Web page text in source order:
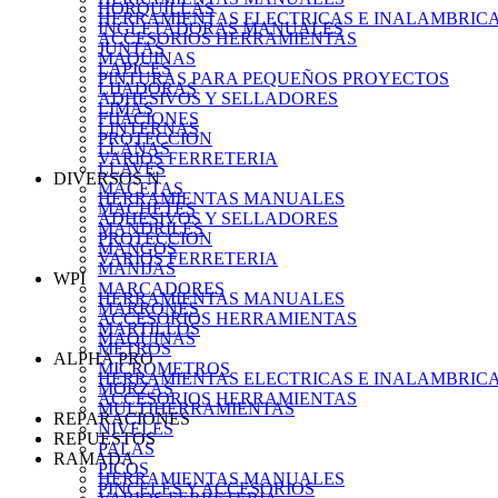
HERRAMIENTAS ELECTRICAS E
ACCESORIOS HERRAMIENTAS
MAQUINAS
PINTURAS PARA PEQUEÑOS PROYECTOS
ADHESIVOS Y SELLADORES
FIJACIONES
PROTECCION
VARIOS FERRETERIA
DIVERSOS N
HERRAMIENTAS MANUALES
ADHESIVOS Y SELLADORES
PROTECCION
VARIOS FERRETERIA
WPI
HERRAMIENTAS MANUALES
ACCESORIOS HERRAMIENTAS
MAQUINAS
ALPHA PRO
HERRAMIENTAS ELECTRICAS E
ACCESORIOS HERRAMIENTAS
REPARACIONES
REPUESTOS
RAMADA
HERRAMIENTAS MANUALES
HORQUILLAS
INGLETADORAS MANUALES
JUNTAS
LAPICES
LIJADORAS
LIMAS
LINTERNAS
LLANAS
LLAVES
MACETAS
MACHETES
MANDRILES
MANGOS
MANIJAS
MARCADORES
MARRONES
MARTILLOS
METROS
MICROMETROS
MORZAS
MULTIHERRAMIENTAS
NIVELES
PALAS
PICOS
PINCELES Y ACCESORIOS